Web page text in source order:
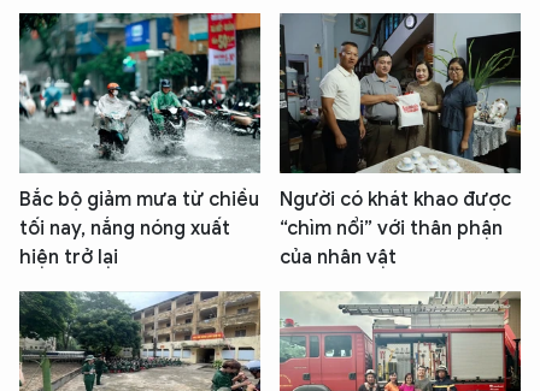
Bắc bộ giảm mưa từ chiều
tối nay, nắng nóng xuất
hiện trở lại
Người có khát khao được
“chìm nổi” với thân phận
của nhân vật